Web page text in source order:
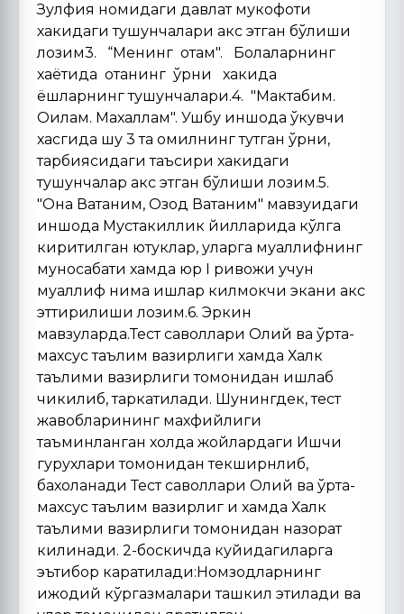
Зулфия номидаги давлат мукофоти
хакидаги тушунчалари акс этган бўлиши
лозим3. “Менинг отам". Болаларнинг
хаётида отанинг ўрни хакида
ёшларнинг тушунчалари.4. "Мактабим.
Оилам. Махаллам". Ушбу иншода ўкувчи
хасгида шу 3 та омилнинг тутган ўрни,
тарбиясидаги таъсири хакидаги
тушунчалар акс этган бўлиши лозим.5.
"Она Ватаним, Озод Ватаним" мавзуидаги
иншода Мустакиллик йилларида кўлга
киритилган ютуклар, уларга муаллифнинг
муносабати хамда юр I ривожи учун
муаллиф нима ишлар килмокчи экани акс
эттирилиши лозим.6. Эркин
мавзуларда.Тест саволлари Олий ва ўрта-
махсус таълим вазирлиги хамда Халк
таълими вазирлиги томонидан ишлаб
чикилиб, таркатилади. Шунингдек, тест
жавобларининг махфийлиги
таъминланган холда жойлардаги Ишчи
гурухлари томонидан текширнлиб,
бахоланади Тест саволлари Олий ва ўрта-
махсус таълим вазирлиг и хамда Халк
таълими вазирлиги томонидан назорат
килинади. 2-боскичда куйидагиларга
эътибор каратилади:Номзодларнинг
ижодий кўргазмалари ташкил этилади ва